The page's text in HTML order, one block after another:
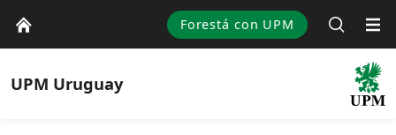
Forestá con UPM
UPM Uruguay